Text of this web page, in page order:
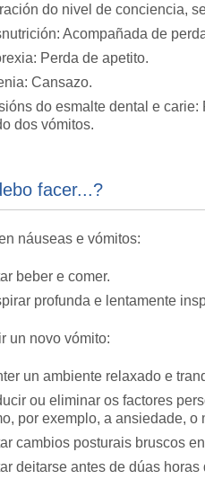
do nivel de conciencia,
Acompañada de
Perda de apetito.
Cansazo.
do esmalte dental e
dos vómitos.
facer...?
náuseas e vómitos:
beber e comer.
profunda e lentamente
un novo vómito:
un ambiente relaxado e
ou eliminar os factores
por exemplo, a ansiedade, o
cambios posturais bruscos
deitarse antes de dúas horas